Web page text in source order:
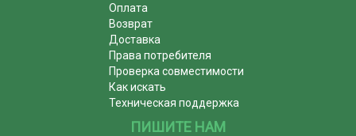
Оплата
Возврат
Доставка
Права потребителя
Проверка совместимости
Как искать
Техническая поддержка
ПИШИТЕ НАМ